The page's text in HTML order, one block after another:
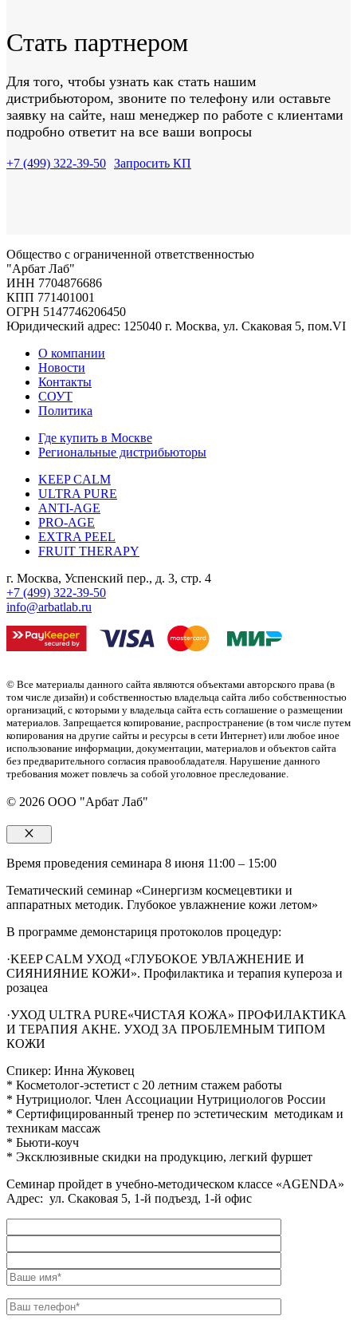
Стать партнером
Для того, чтобы узнать как стать нашим
дистрибьютором, звоните по телефону или оставьте
заявку на сайте, наш менеджер по работе с клиентами
подробно ответит на все ваши вопросы
+7 (499) 322-39-50 Запросить КП
Общество с ограниченной ответственностью
"Арбат Лаб"
ИНН 7704876686
КПП 771401001
ОГРН 5147746206450
Юридический адрес: 125040 г. Москва, ул. Скаковая 5, пом.VI
О компании
Новости
Контакты
СОУТ
Политика
Где купить в Москве
Региональные дистрибьюторы
KEEP CALM
ULTRA PURE
ANTI-AGE
PRO-AGE
EXTRA PEEL
FRUIT THERAPY
г. Москва, Успенский пер., д. 3, стр. 4
+7 (499) 322-39-50
info@arbatlab.ru
© Все материалы данного сайта являются объектами авторского права (в
том числе дизайн) и собственностью владельца сайта либо собственностью
организаций, с которыми у владельца сайта есть соглашение о размещении
материалов. Запрещается копирование, распространение (в том числе путем
копирования на другие сайты и ресурсы в сети Интернет) или любое иное
использование информации, документации, материалов и объектов сайта
без предварительного согласия правообладателя. Нарушение данного
требования может повлечь за собой уголовное преследование.
© 2026 ООО "Арбат Лаб"
Закрыть
Время проведения семинара 8 июня 11:00 – 15:00
Тематический семинар «Синергизм космецевтики и
аппаратных методик. Глубокое увлажнение кожи летом»
В программе демонстариця протоколов процедур:
·KEEP CALM УХОД «ГЛУБОКОЕ УВЛАЖНЕНИЕ И
СИЯНИЯНИЕ КОЖИ». Профилактика и терапия купероза и
розацеа
·УХОД ULTRA PURE«ЧИСТАЯ КОЖА» ПРОФИЛАКТИКА
И ТЕРАПИЯ АКНЕ. УХОД ЗА ПРОБЛЕМНЫМ ТИПОМ
КОЖИ
Спикер: Инна Жуковец
* Косметолог-эстетист с 20 летним стажем работы
* Нутрициолог. Член Ассоциации Нутрициологов России
* Сертифицированный тренер по эстетическим методикам и
техникам массаж
* Бьюти-коуч
* Эксклюзивные скидки на продукцию, легкий фуршет
Семинар пройдет в учебно-методическом классе «AGENDA»
Адрес: ул. Скаковая 5, 1-й подъезд, 1-й офис